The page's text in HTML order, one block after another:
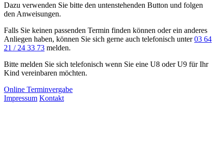
Dazu verwenden Sie bitte den untenstehenden Button und folgen
den Anweisungen.
Falls Sie keinen passenden Termin finden können oder ein anderes
Anliegen haben, können Sie sich gerne auch telefonisch unter03 64
21 / 24 33 73 melden.
Bitte melden Sie sich telefonisch wenn Sie eine U8 oderU9 für Ihr
Kind vereinbaren möchten.
Online Terminvergabe
Impressum Kontakt